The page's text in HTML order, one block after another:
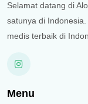
Selamat datang di
satunya di
medis terbaik di
Menu